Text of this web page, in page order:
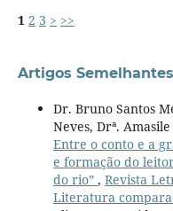
1 2 3 > >>
Artigos Semelhantes
Dr. Bruno Santos
Neves, Drª.
Entre o conto e a
e formação do
do rio” , Revista
Literatura